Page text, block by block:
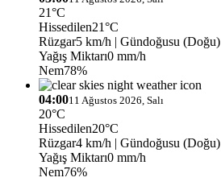
21°C
Hissedilen21°C
Rüzgar5 km/h | Gündoğusu (Doğu)
Yağış Miktarı0 mm/h
Nem78%
04:0011 Ağustos 2026, Salı
20°C
Hissedilen20°C
Rüzgar4 km/h | Gündoğusu (Doğu)
Yağış Miktarı0 mm/h
Nem76%